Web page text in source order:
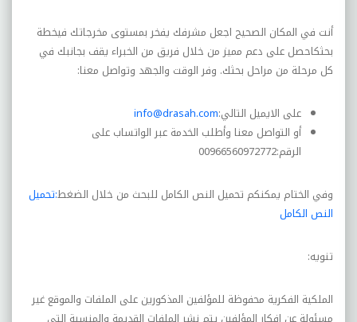
أنت في المكان الصحيح اجعل مشرفك يفخر بمستوى مخرجاتك فيخطة
بحثكاحصل على دعم مميز من خلال فريق من الخبراء يقف بجانبك في
كل مرحلة من مراحل بحثك. وفر الوقت والجهد وتواصل معنا:
على الايميل التالي:
info@drasah.com
أو التواصل معنا وأطلب الخدمة عبر الواتساب على
الرقم:
00966560972772
وفي الختام يمكنكم تحميل النص الكامل للبحث من خلال الضغط:تحميل
النص الكامل
تنويه:
الملكية الفكرية محفوظة للمؤلفين المذكورين على الملفات والموقع غير